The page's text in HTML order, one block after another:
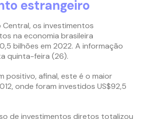
estrangeiro
Central, os investimentos
na economia brasileira
bilhões em 2022. A informação
quinta-feira (26).
positivo, afinal, este é o maior
onde foram investidos US$92,5
de investimentos diretos totalizou